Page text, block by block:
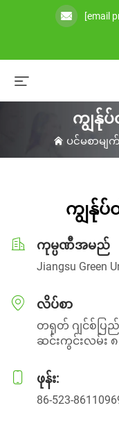
[email
ကျွန်ု
ပင်မစာမျ
ကျွန်ု
ကုမ္ပဏီအမည်
Jiangsu Green
လိပ်စာ
တရုတ် ဂျင်စ်ပြည်
ဆင်းကွင်းလမ်း
ဖုန်း:
86-523-